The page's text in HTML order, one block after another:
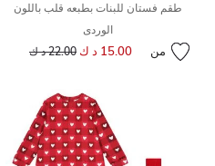
طقم فستان للبنات بطبعه قلب باللون
الوردى
من 15.00 د ك سعر مخفض من
22.00 د ك إلى